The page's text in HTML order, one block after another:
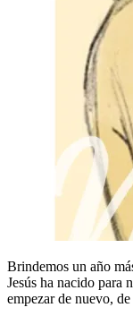
Brindemos un año
Jesús ha nacido para
empezar de nuevo,